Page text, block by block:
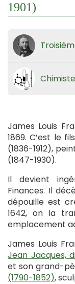
1901)
Chimiste
James Louis
1869. C’est le
(1836-1912),
(1847-1930).
Il devient
Finances. Il
dépouille est
1642, on la
emplacement
James Louis
Jean Jacques,
et son grand-
(1790-1852),